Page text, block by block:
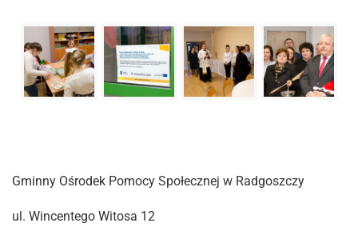
Gminny Ośrodek Pomocy Społecznej w Radgoszczy
ul. Wincentego Witosa 12